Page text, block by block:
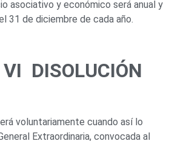
asociativo y económico será anual y
31 de diciembre de cada año.
DISOLUCIÓN
voluntariamente cuando así lo
Extraordinaria, convocada al